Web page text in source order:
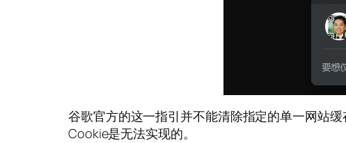
谷歌官方的这一指引并不能清除指定的单一网站
Cookie是无法实现的。